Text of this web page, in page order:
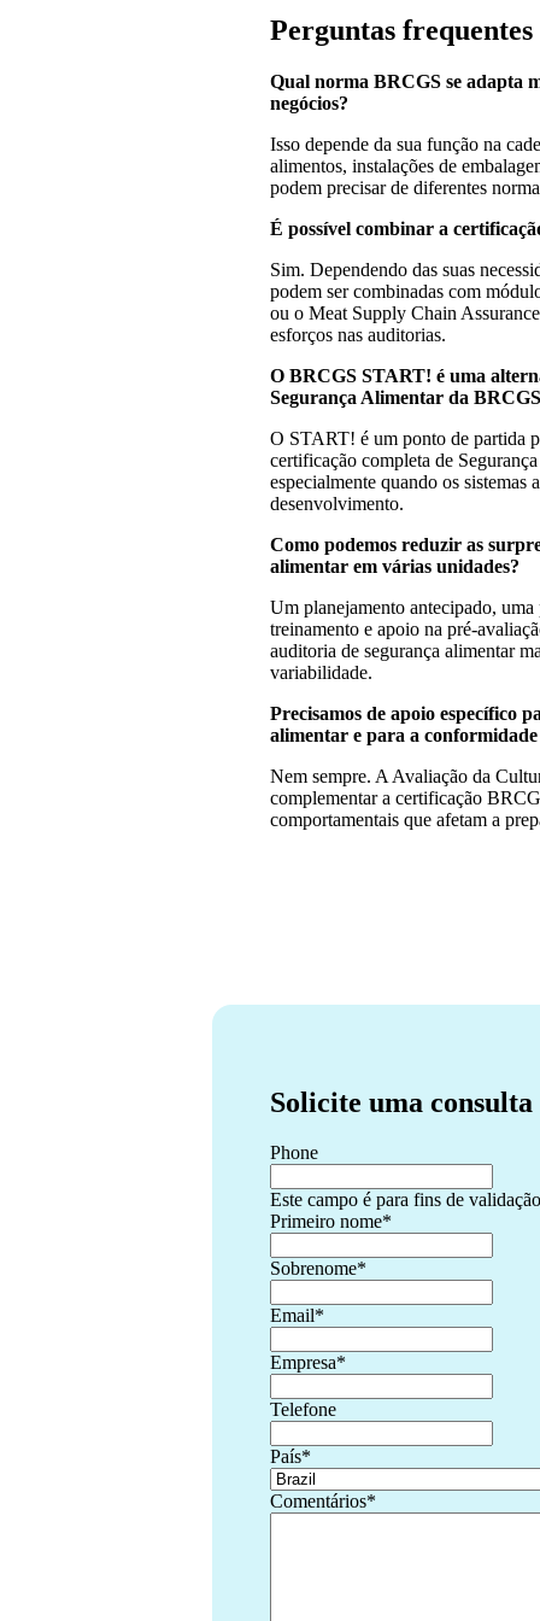
Perguntas frequentes
Qual norma BRCGS se adapta
negócios?
Isso depende da sua função na
alimentos, instalações de
podem precisar de diferentes
É possível combinar a
Sim. Dependendo das suas
podem ser combinadas com
ou o Meat Supply Chain
esforços nas auditorias.
O BRCGS START! é uma
Segurança Alimentar da
O START! é um ponto de partida
certificação completa de
especialmente quando os sistemas
desenvolvimento.
Como podemos reduzir as
alimentar em várias unidades?
Um planejamento antecipado,
treinamento e apoio na pré-
auditoria de segurança alimentar
variabilidade.
Precisamos de apoio específico
alimentar e para a conformidade
Nem sempre. A Avaliação da
complementar a certificação
comportamentais que afetam a
Solicite uma consulta
Phone
Este campo é para fins de
Primeiro nome*
Sobrenome*
Email*
Empresa*
Telefone
País*
Comentários*